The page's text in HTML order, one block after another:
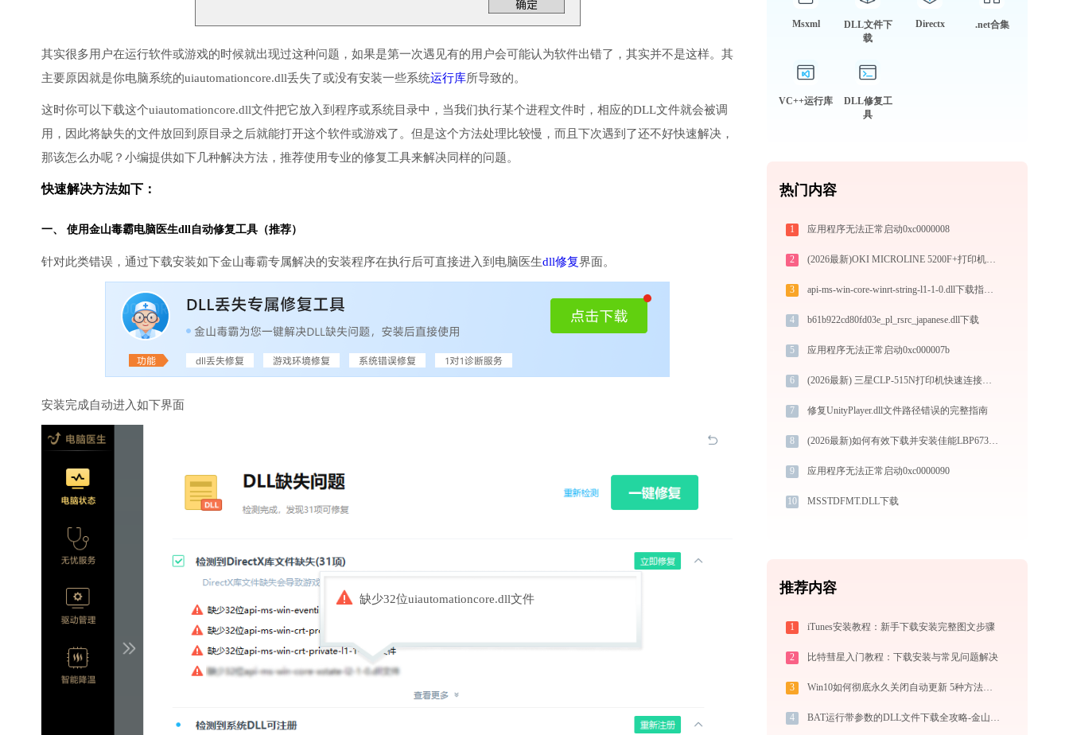
其实很多用户在运行软件或游戏的时候就出现过这种问题，如果是第一次遇见有的用户会可能认为软件出错了，其实并不是这样。其
主要原因就是你电脑系统的uiautomationcore.dll丢失了或没有安装一些系统运行库所导致的。
这时你可以下载这个uiautomationcore.dll文件把它放入到程序或系统目录中，当我们执行某个进程文件时，相应的DLL文件就会被调
用，因此将缺失的文件放回到原目录之后就能打开这个软件或游戏了。但是这个方法处理比较慢，而且下次遇到了还不好快速解决，
那该怎么办呢？小编提供如下几种解决方法，推荐使用专业的修复工具来解决同样的问题。
快速解决方法如下：
一、 使用金山毒霸电脑医生dll自动修复工具（推荐）
针对此类错误，通过下载安装如下金山毒霸专属解决的安装程序在执行后可直接进入到电脑医生dll修复界面。
安装完成自动进入如下界面
缺少32位uiautomationcore.dll文件
Msxml
DLL文件下
载
Directx .net合集
VC++运行库
DLL修复工
具
热门内容
1 应用程序无法正常启动0xc0000008
2 (2026最新)OKI MICROLINE 5200F+打印机驱动如何下载安装？这里有你需要的所有信息
3 api-ms-win-core-winrt-string-l1-1-0.dll下载指南：解决Windows系统DLL缺失问题（Win10/Win11适用）
4 b61b922cd80fd03e_pl_rsrc_japanese.dll下载
5 应用程序无法正常启动0xc000007b
6 (2026最新) 三星CLP-515N打印机快速连接指南
7 修复UnityPlayer.dll文件路径错误的完整指南
8 (2026最新)如何有效下载并安装佳能LBP673Cdw打印机驱动？全方位指导手册
9 应用程序无法正常启动0xc0000090
10 MSSTDFMT.DLL下载
推荐内容
1 iTunes安装教程：新手下载安装完整图文步骤
2 比特彗星入门教程：下载安装与常见问题解决
3 Win10如何彻底永久关闭自动更新 5种方法教你永久关闭win10自动更新
4 BAT运行带参数的DLL文件下载全攻略-金山毒霸